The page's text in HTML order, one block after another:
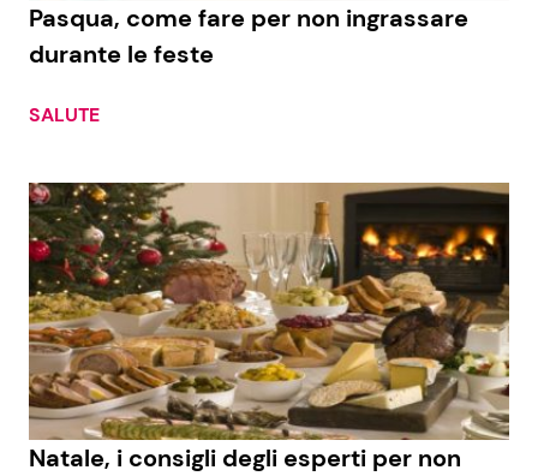
Festività
Info
Chi siamo
Disclaimer e Privacy
Redazione
Pasqua, come fare per non ingrassare
durante le feste
SALUTE
Natale, i consigli degli esperti per non